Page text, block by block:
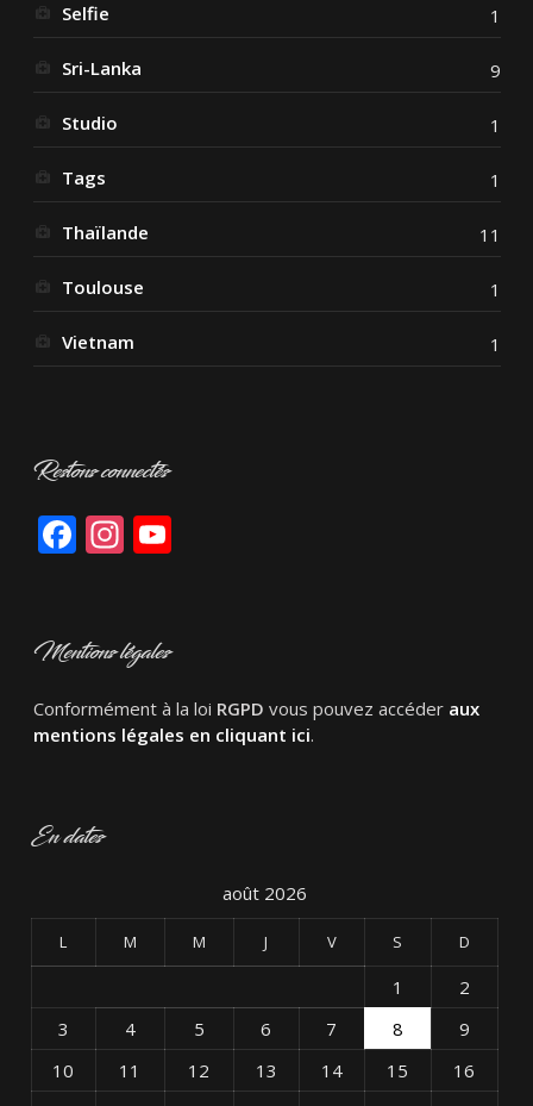
Selfie 1
Sri-Lanka 9
Studio 1
Tags 1
Thaïlande 11
Toulouse 1
Vietnam 1
Restons connectés
Facebook
Instagram
YouTube
Mentions légales
Conformément à la loi RGPD vous pouvez accéder aux
mentions légales en cliquant ici.
En dates
août 2026
L M M J V S D
1
2
3
4 5 6 7 8
9
10
11 12 13 14 15
16